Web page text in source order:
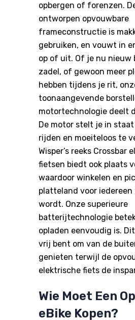
opbergen of forenzen.
ontworpen opvouwbare
frameconstructie is
gebruiken, en vouwt in
op of uit. Of je nu nieuw
zadel, of gewoon meer
hebben tijdens je rit,
toonaangevende
motortechnologie deelt
De motor stelt je in
rijden en moeiteloos te
Wisper’s reeks Crossbar
fietsen biedt ook plaats
waardoor winkelen en
platteland voor
wordt. Onze superieure
batterijtechnologie
opladen eenvoudig is.
vrij bent om van de
genieten terwijl de
elektrische fiets de
Wie Moet Een
eBike Kopen?